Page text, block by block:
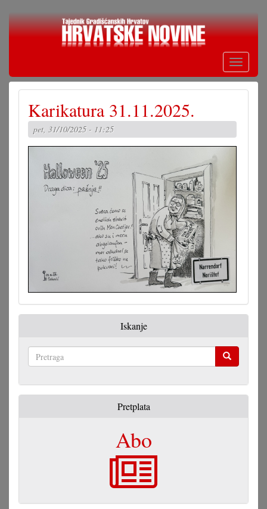
Skoči
Toggle
Karikatura 31.11.2025.
pet, 31/10/2025 - 11:25
Iskanje
Pretplata
Abo